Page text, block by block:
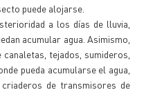
puede alojarse.
a los días de lluvia,
acumular agua. Asimismo,
tejados, sumideros,
pueda acumularse el agua,
de transmisores de